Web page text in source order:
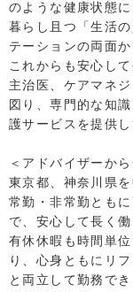
のような健康状態
暮らし且つ「生活
テーションの両面
これからも安心し
主治医、ケアマネ
図り、専門的な知
護サービスを提供し
＜アドバイザーから
東京都、神奈川県
常勤・非常勤とも
で、安心して長く
有休休暇も時間単
り、心身ともにリ
と両立して勤務でき